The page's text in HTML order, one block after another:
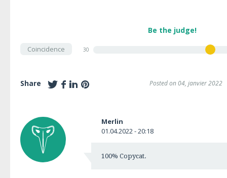
Be the judge!
Coincidence 30
Share Posted on 04, janvier 2022
Merlin
01.04.2022 - 20:18
100% Copycat.